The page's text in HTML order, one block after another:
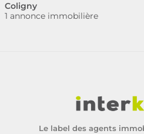
Coligny
1 annonce immobilière
Le label des agents